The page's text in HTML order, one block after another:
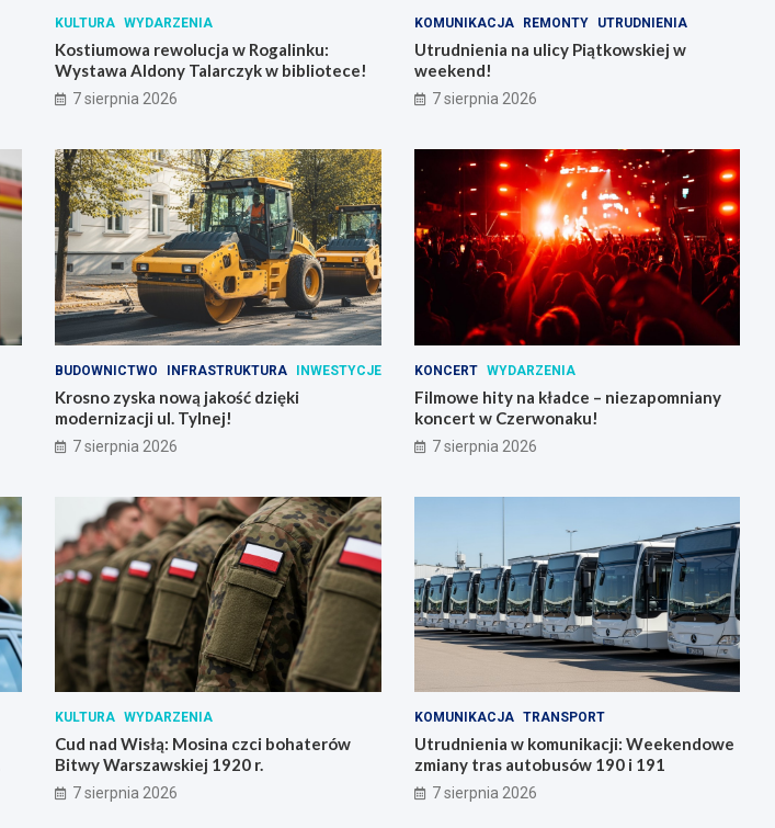
KULTURA WYDARZENIA
Kostiumowa rewolucja w Rogalinku:
Wystawa Aldony Talarczyk w bibliotece!
7 sierpnia 2026
KOMUNIKACJA REMONTY UTRUDNIENIA
Utrudnienia na ulicy Piątkowskiej w
weekend!
7 sierpnia 2026
BUDOWNICTWO INFRASTRUKTURA INWESTYCJE
Krosno zyska nową jakość dzięki
modernizacji ul. Tylnej!
7 sierpnia 2026
KONCERT WYDARZENIA
Filmowe hity na kładce – niezapomniany
koncert w Czerwonaku!
7 sierpnia 2026
KULTURA WYDARZENIA
Cud nad Wisłą: Mosina czci bohaterów
Bitwy Warszawskiej 1920 r.
7 sierpnia 2026
KOMUNIKACJA TRANSPORT
Utrudnienia w komunikacji: Weekendowe
zmiany tras autobusów 190 i 191
7 sierpnia 2026